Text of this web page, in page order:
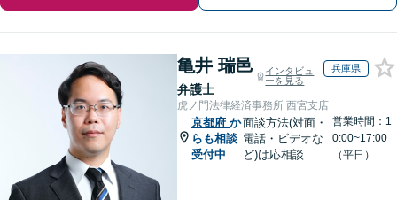
亀井 瑞邑
弁護士
インタビュ
ーを見る
兵庫県
虎ノ門法律経済事務所 西宮支店
京都府 か
らも相談
受付中
面談方法(対面・
電話・ビデオな
ど)は応相談
営業時間：1
0:00~17:00
（平日）